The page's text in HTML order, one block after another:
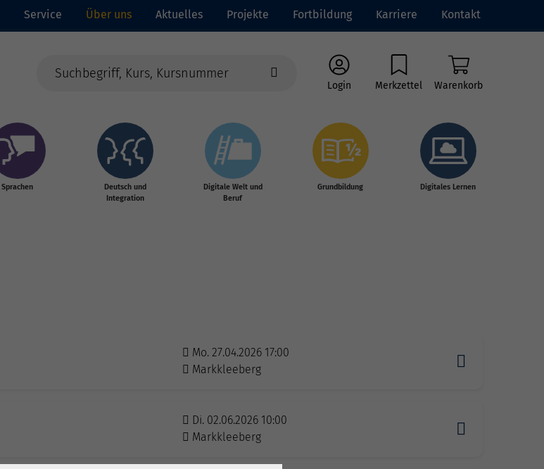
Service Über uns Aktuelles Projekte Fortbildung Karriere Kontakt
Login Merkzettel Warenkorb
Sprachen
Deutsch und
Integration
Digitale Welt und
Beruf
Grundbildung Digitales Lernen
Mo. 27.04.2026 17:00
Markkleeberg
Di. 02.06.2026 10:00
Markkleeberg